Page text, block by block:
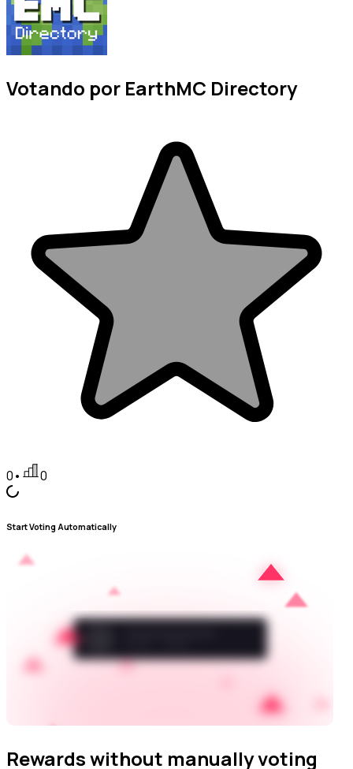
Votando por EarthMC Directory
0• 0
Start Voting Automatically
Rewards without manually voting